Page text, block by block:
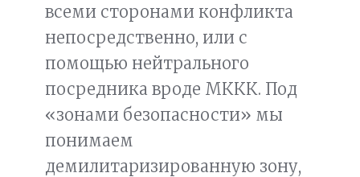
всеми сторонами конфликта
непосредственно, или с
помощью нейтрального
посредника вроде МККК. Под
«зонами безопасности» мы
понимаем
демилитаризированную зону,